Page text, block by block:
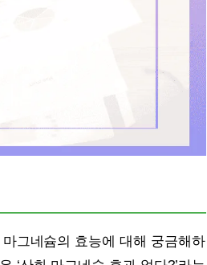
그네슘의 효능에 대해 궁금해하